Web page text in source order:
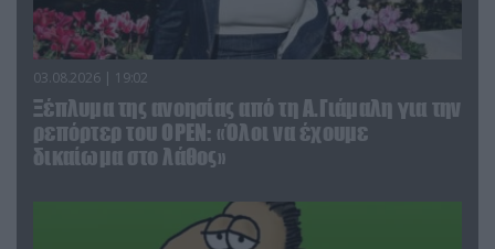
03.08.2026 | 19:02
Ξέπλυμα της ανοησίας από τη Α.Γιάμαλη για την
ρεπόρτερ του ΟΡΕΝ: «Όλοι να έχουμε
δικαίωμα στο λάθος»